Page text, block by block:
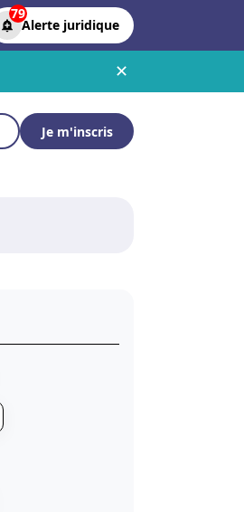
79
Alerte juridique
✕
Je m'inscris